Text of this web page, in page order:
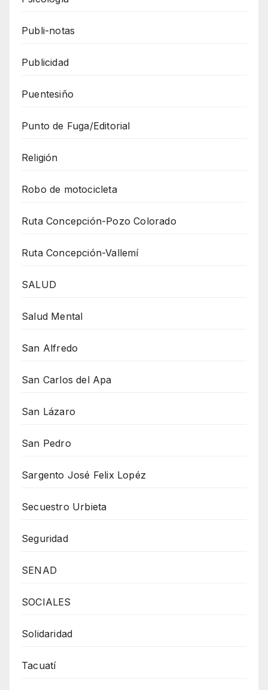
Publi-notas
Publicidad
Puentesiño
Punto de Fuga/Editorial
Religión
Robo de motocicleta
Ruta Concepción-Pozo Colorado
Ruta Concepción-Vallemí
SALUD
Salud Mental
San Alfredo
San Carlos del Apa
San Lázaro
San Pedro
Sargento José Felix Lopéz
Secuestro Urbieta
Seguridad
SENAD
SOCIALES
Solidaridad
Tacuatí